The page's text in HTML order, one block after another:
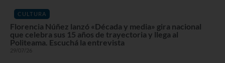
CULTURA
Florencia Núñez lanzó «Década y media» gira nacional
que celebra sus 15 años de trayectoria y llega al
Politeama. Escuchá la entrevista
29/07/26